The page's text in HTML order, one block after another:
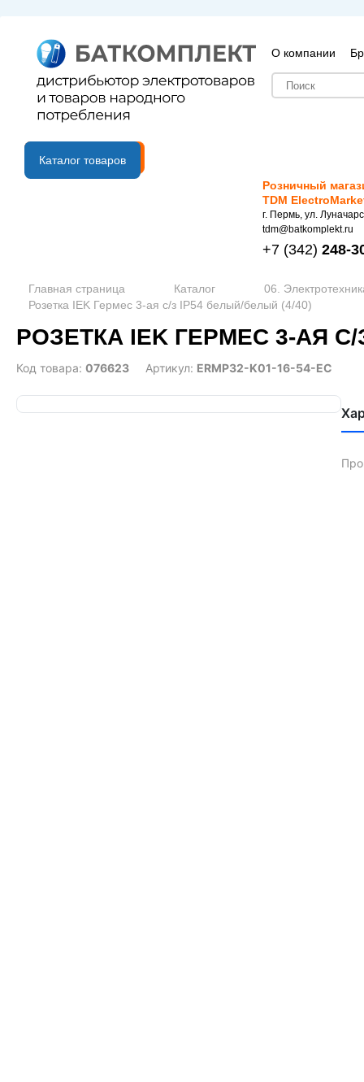
О компании
B2B портал
Каталог товаров
Розничный
TDM
г. Пермь, ул.
tdm@batkomplekt.ru
+7 (342) 248-
Главная страница Каталог
06.
Розетка IEK Гермес 3-ая c/з IP54 белый/белый (4/40)
РОЗЕТКА IEK ГЕРМЕС 3-АЯ
Код товара: 076623 Артикул: ERMP32-K01-16-54-EC